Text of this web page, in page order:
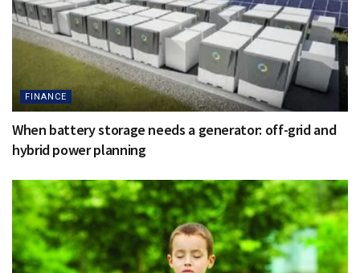
FINANCE
When battery storage needs a generator: off-grid and
hybrid power planning